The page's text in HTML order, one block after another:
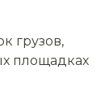
грузов,
площадках